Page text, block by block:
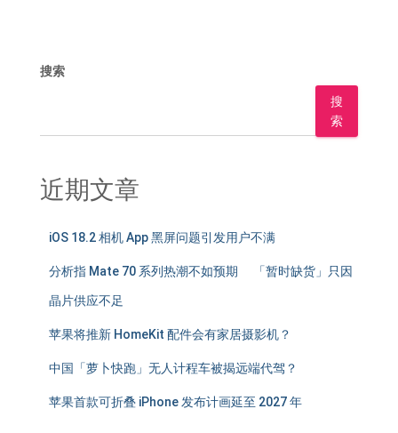
搜索
搜
索
近期文章
iOS 18.2 相机 App 黑屏问题引发用户不满
分析指 Mate 70 系列热潮不如预期 「暂时缺货」只因
晶片供应不足
苹果将推新 HomeKit 配件会有家居摄影机？
中国「萝卜快跑」无人计程车被揭远端代驾？
苹果首款可折叠 iPhone 发布计画延至 2027 年